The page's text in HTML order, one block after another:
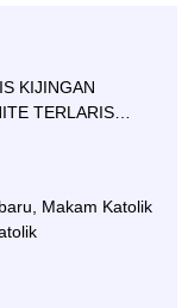
KIJINGAN
TERLARIS
Makam Katolik